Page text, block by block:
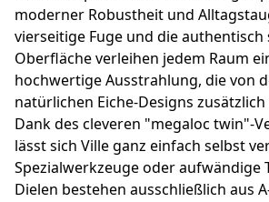
moderner Robustheit und
vierseitige Fuge und die
Oberfläche verleihen jedem Raum
hochwertige Ausstrahlung, die von
natürlichen Eiche-Designs
Dank des cleveren "megaloc twin"-
lässt sich Ville ganz einfach selbst
Spezialwerkzeuge oder aufwändige
Dielen bestehen ausschließlich aus